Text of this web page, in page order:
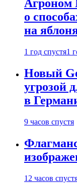
Агроном
о
на
1 год спустя1
Новый
угрозой
в
9 часов спустя
12 часов